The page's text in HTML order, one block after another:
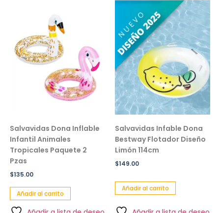
Salvavidas Dona Inflable
Infantil Animales
Tropicales Paquete 2
Pzas
$135.00
Añadir al carrito
Salvavidas Infable Dona
Bestway Flotador Diseño
Limón 114cm
$149.00
Añadir al carrito